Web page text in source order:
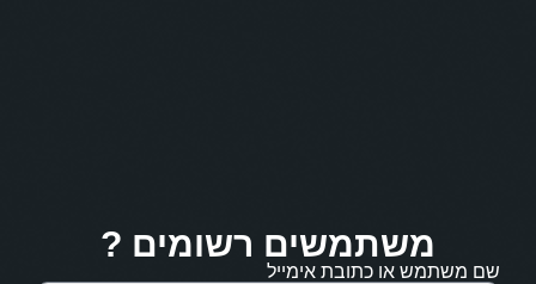
משתמשים רשומים ?
שם משתמש או כתובת אימייל